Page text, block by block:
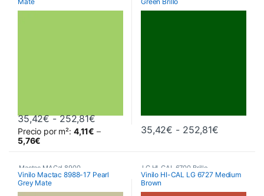
35,42€ - 252,81€Rango de precios: desde 35,42€
Precio por m²: 4,11€ –
5,76€
Este producto tiene múltiples variantes. Las opciones se
35,42€ - 252,81€Rango de
Este producto tiene múltiples
Mactac MACal 8900
Monoméricos
Vinilo Mactac 8988-17 Pearl
Grey Mate
LG HI-CAL 6700 Brillo
Poliméricos
Vinilo HI-CAL LG 6727 Medium
Brown